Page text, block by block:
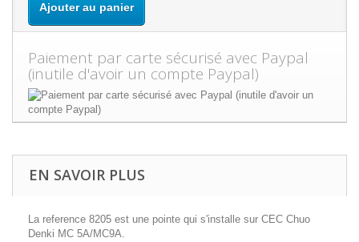
Ajouter au panier
Paiement par carte sécurisé avec Paypal
(inutile d'avoir un compte Paypal)
EN SAVOIR PLUS
La reference 8205 est une pointe qui s'installe sur CEC Chuo
Denki MC 5A/MC9A.